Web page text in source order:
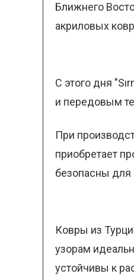
Ближнего
акриловых
С этого дня
и передовым
При
приобретает
безопасны для
Ковры из
узорам
устойчивы к